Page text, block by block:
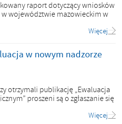
raport dotyczący wniosków
w województwie mazowieckim w
Więcej
w nowym nadzorze
otrzymali publikację „Ewaluacja
proszeni są o zgłaszanie się
Więcej